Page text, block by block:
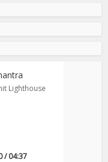
Lighthouse
/ 04:37